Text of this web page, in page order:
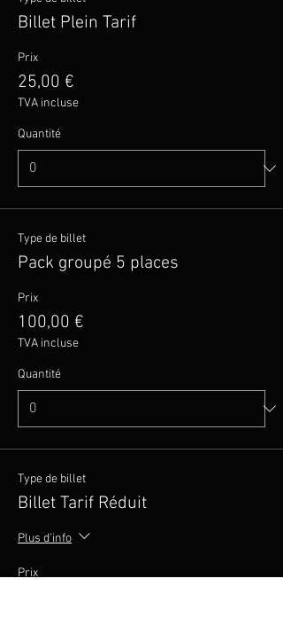
Billet Plein Tarif
Prix
25,00 €
TVA incluse
Quantité
Type de billet
Pack groupé 5 places
Prix
100,00 €
TVA incluse
Quantité
Type de billet
Billet Tarif Réduit
Plus d'info
Prix